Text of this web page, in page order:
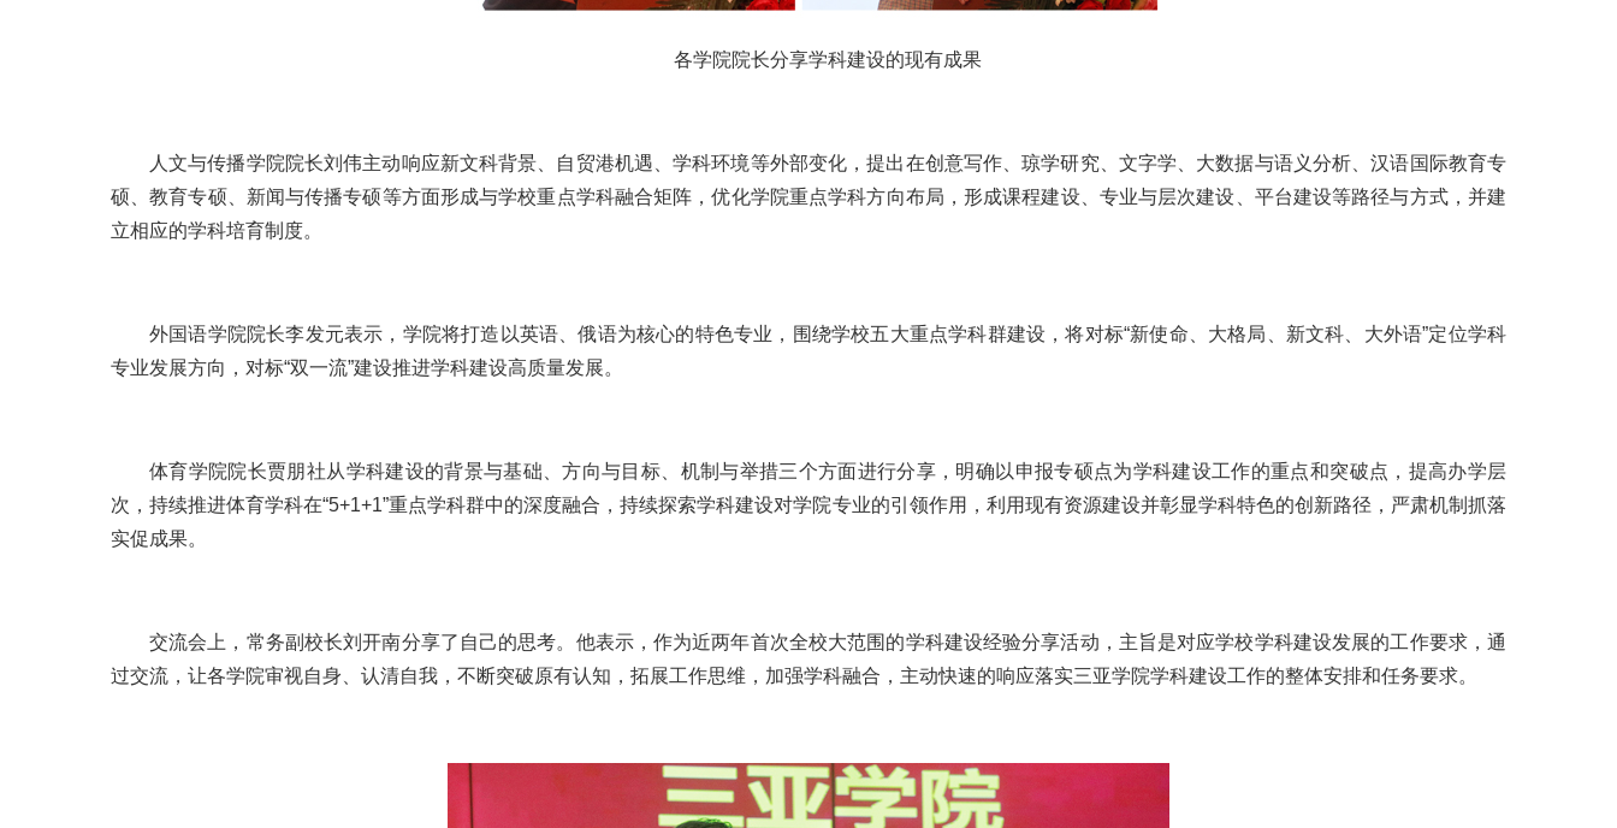
各学院院长分享学科建设的现有成果
人文与传播学院院长刘伟主动响应新文科背景、自贸港机遇、学科环境等外部变化，提出在创意写作、琼学研究、文字学、大数据与语义分析、汉语国际教育专
硕、教育专硕、新闻与传播专硕等方面形成与学校重点学科融合矩阵，优化学院重点学科方向布局，形成课程建设、专业与层次建设、平台建设等路径与方式，并建
立相应的学科培育制度。
外国语学院院长李发元表示，学院将打造以英语、俄语为核心的特色专业，围绕学校五大重点学科群建设，将对标“新使命、大格局、新文科、大外语”定位学科
专业发展方向，对标“双一流”建设推进学科建设高质量发展。
体育学院院长贾朋社从学科建设的背景与基础、方向与目标、机制与举措三个方面进行分享，明确以申报专硕点为学科建设工作的重点和突破点，提高办学层
次，持续推进体育学科在“5+1+1”重点学科群中的深度融合，持续探索学科建设对学院专业的引领作用，利用现有资源建设并彰显学科特色的创新路径，严肃机制抓落
实促成果。
交流会上，常务副校长刘开南分享了自己的思考。他表示，作为近两年首次全校大范围的学科建设经验分享活动，主旨是对应学校学科建设发展的工作要求，通
过交流，让各学院审视自身、认清自我，不断突破原有认知，拓展工作思维，加强学科融合，主动快速的响应落实三亚学院学科建设工作的整体安排和任务要求。